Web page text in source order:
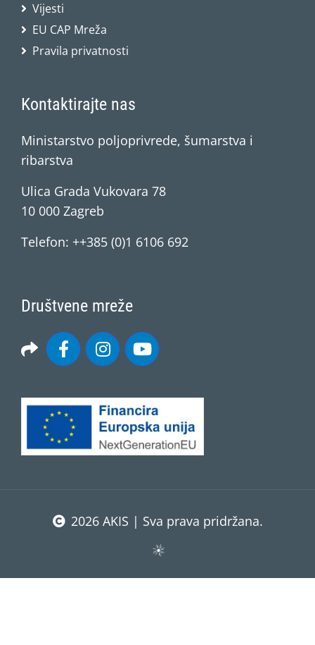
Vijesti
EU CAP Mreža
Pravila privatnosti
Kontaktirajte nas
Ministarstvo poljoprivrede, šumarstva i
ribarstva
Ulica Grada Vukovara 78
10 000 Zagreb
Telefon: ++385 (0)1 6106 692
Društvene mreže
2026 AKIS | Sva prava pridržana.